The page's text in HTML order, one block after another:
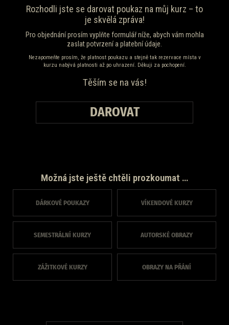
Rozhodli jste se darovat poukaz na můj kurz – to
je skvělá zpráva!
Pro objednání prosím vyplňte formulář níže, abych vám mohla
zaslat potvrzení a platební údaje.
Nezapomeňte prosím, že platnost poukazu a stejně tak rezervace místa v
kurzu nabývá platnosti až po uhrazení. Děkuji za pochopení.
Těším se na vás!
DAROVAT
Možná jste ještě chtěli prozkoumat …
DÁRKOVÉ POUKAZY VÍKENDOVÉ KURZY
SEMESTRÁLNÍ KURZY AUTORSKÉ OBRAZY
ZÁŽITKOVÉ KURZY OBRAZY NA PŘÁNÍ